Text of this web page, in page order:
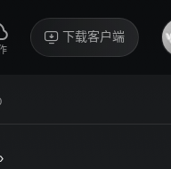
下载客户端
›